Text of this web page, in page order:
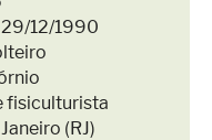
12/1990
fisiculturista
(RJ)